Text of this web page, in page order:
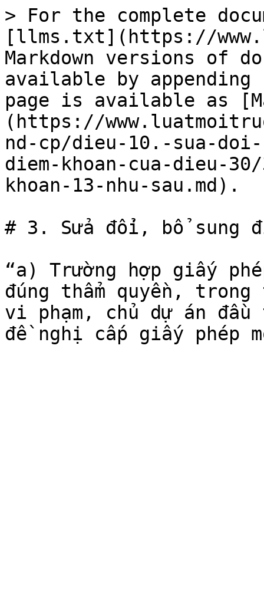
> For the complete
[llms.txt](https://
Markdown versions of
available by
page is available as
(https://
nd-cp/dieu-10.-sua-
diem-khoan-cua-dieu-
khoan-13-nhu-sau.md).
# 3. Sửa đổi, bổ sung
“a) Trường hợp giấy
đúng thẩm quyền,
vi phạm, chủ dự án